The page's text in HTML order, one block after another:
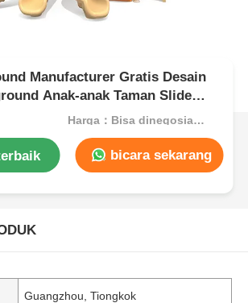
Manufacturer Gratis Desain
Anak-anak Taman Slide
untuk Anak-anak
Harga：Bisa dinegosiasikan
bicara sekarang
Guangzhou, Tiongkok